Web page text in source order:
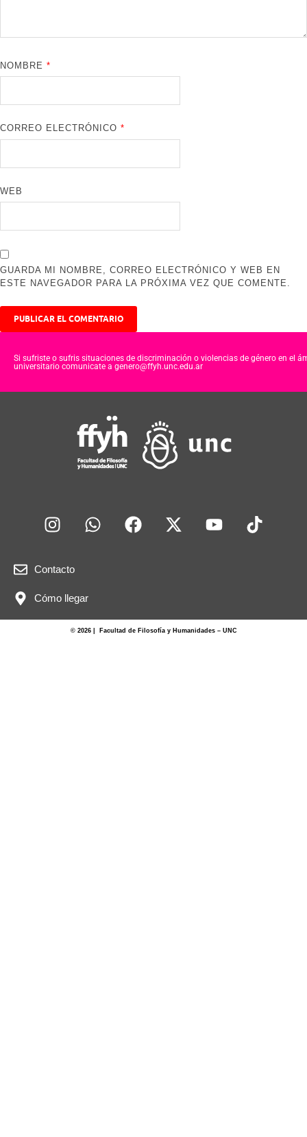
NOMBRE*
CORREO ELECTRÓNICO*
WEB
GUARDA MI NOMBRE, CORREO ELECTRÓNICO Y WEB EN
ESTE NAVEGADOR PARA LA PRÓXIMA VEZ QUE COMENTE.
Si sufriste o sufris situaciones de discriminación o violencias de género en el
universitario comunicate a genero@ffyh.unc.edu.ar
Contacto
Cómo llegar
© 2026 | Facultad de Filosofía y Humanidades – UNC